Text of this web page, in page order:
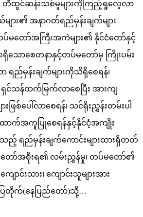
၊ တီထွင်ဆန်းသစ်မှုများကိုကြည့်ရှုလေ့လာ
များ၏ အနာဂတ်ရည်မှန်းချက်များ
မတော်အကြီးအကဲများ၏ နိုင်ငံတော်နှင့်
သောစေတနာနှင့်တပ်မတော်မှ ကြိုးပမ်း
ည်မှန်းချက်များကိုသိရှိစေရန်၊
ရှင်သန်ထက်မြက်လာစေပြီး အားကျ
စ်ပေါ်လာစေရန်၊ သင်ရိုးညွှန်းတမ်းပါ
ောက်အကူပြုစေရန်နှင့်နိုင်ငံ့အကျိုး
ရည်မှန်းချက်ကောင်းများထားရှိတတ်
ော်အစိုးရ၏ လမ်းညွှန်မှု၊ တပ်မတော်၏
ာင်းသား၊ ကျောင်းသူများအား
ြတိုက်(နေပြည်တော်)သို့…